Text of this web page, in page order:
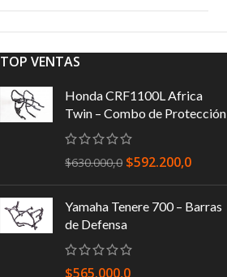
TOP VENTAS
Honda CRF1100L Africa
Twin – Combo de Protección
$630.000,0 $592.200,0
Yamaha Tenere 700 – Barras
de Defensa
$565.000,0